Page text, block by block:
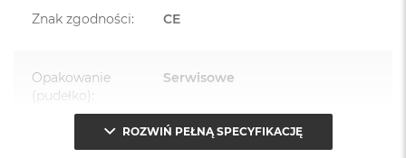
Znak zgodności: CE
Opakowanie
(pudełko):
Serwisowe
ROZWIŃ PEŁNĄ SPECYFIKACJĘ